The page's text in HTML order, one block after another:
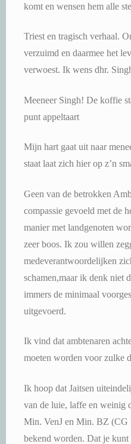
komt en wensen hem alle
Triest en tragisch verhaal.
verzuimd en daarmee het
verwoest. Ik wens dhr.
Meeneer Singh! De koffie
punt appeltaart
Mijn hart gaat uit naar
staat laat zich hier op z’n
Geen van de betrokken
compassie gevoeld met de
manier met landgenoten
zeer boos. Ik zou willen
medeverantwoordelijken
schamen,maar ik denk niet
immers de minimaal
uitgevoerd.
Ik vind dat ambtenaren
moeten worden voor zulke
Ik hoop dat Jaitsen
van de luie, laffe en weinig
Min. VenJ en Min. BZ (CG
bekend worden. Dat je kunt